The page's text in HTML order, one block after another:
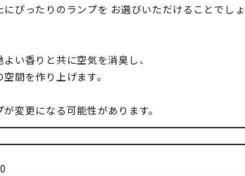
ぴったりのランプを お選びいただけることでしょ
い香りと共に空気を消臭し、
間を作り上げます。
変更になる可能性があります。